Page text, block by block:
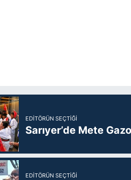
EDITÖRÜN SEÇTIĞI
Sarıyer’de Mete
EDITÖRÜN SEÇTIĞI